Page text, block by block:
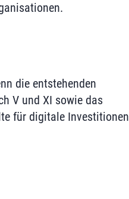
die entstehen­den
V und XI sowie das
für digitale Investitionen